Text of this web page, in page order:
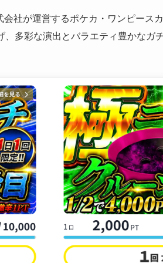
社が運営するポケカ・ワンピース
多彩な演出とバラエティ豊かなガ